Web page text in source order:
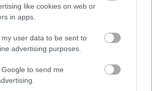
like cookies on web or
in apps.
user data to be sent to
advertising purposes.
to send me
gyalogosátkelők és jelzőlámpás
épül Angyalföldön
jó hírű református